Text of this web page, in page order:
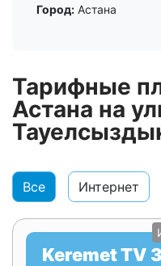
названию ЖК
Город: Астана
Тарифные
Астана на
Все Интернет
Keremet TV